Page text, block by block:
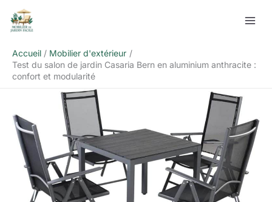
Accueil
Mobilier d'extérieur
Test du salon de jardin Casaria Bern en aluminium anthracite :
confort et modularité
Rechercher